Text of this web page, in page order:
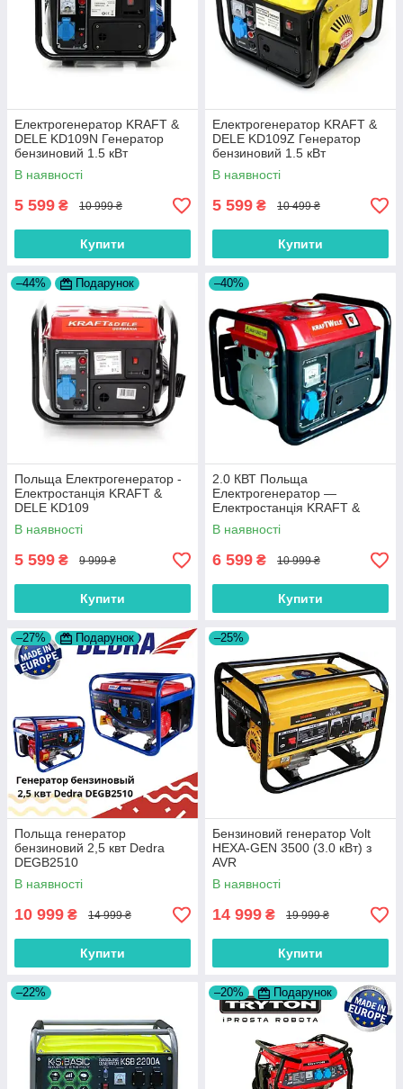
Електрогенератор KRAFT &
DELE KD109N Генератор
бензиновий 1.5 кВт
В наявності
5 599 ₴ 10 999 ₴
Купити
Електрогенератор KRAFT &
DELE KD109Z Генератор
бензиновий 1.5 кВт
В наявності
5 599 ₴ 10 499 ₴
Купити
–44% Подарунок
Польща Електрогенератор -
Електростанція KRAFT &
DELE KD109
В наявності
5 599 ₴ 9 999 ₴
Купити
–40%
2.0 КВТ Польща
Електрогенератор —
Електростанція KRAFT &
DELE KD (Kraft welle) 2,0 КВТ
В наявності
6 599 ₴ 10 999 ₴
Купити
–27% Подарунок
Польща генератор
бензиновий 2,5 квт Dedra
DEGB2510
В наявності
10 999 ₴ 14 999 ₴
Купити
–25%
Бензиновий генератор Volt
HEXA-GEN 3500 (3.0 кВт) з
AVR
В наявності
14 999 ₴ 19 999 ₴
Купити
–22% –20% Подарунок